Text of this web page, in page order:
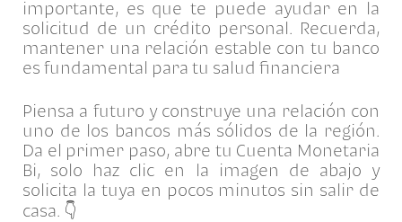
importante, es que te puede ayudar en la
solicitud de un crédito personal. Recuerda,
mantener una relación estable con tu banco
es fundamental para tu salud financiera
Piensa a futuro y construye una relación con
uno de los bancos más sólidos de la región.
Da el primer paso, abre tu Cuenta Monetaria
Bi, solo haz clic en la imagen de abajo y
solicita la tuya en pocos minutos sin salir de
casa. 👇